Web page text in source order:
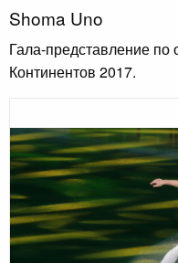
Shoma Uno
Гала-представление
Континентов 2017.